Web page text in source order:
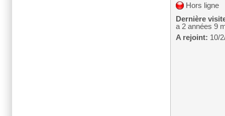
Hors ligne
Dernière
a 2 années 9
A rejoint: 10/